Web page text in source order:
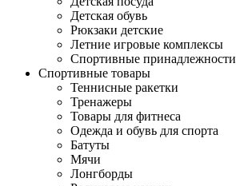
Детская обувь
Рюкзаки детские
Летние игровые комплексы
Спортивные принадлежности
Спортивные товары
Теннисные ракетки
Тренажеры
Товары для фитнеса
Одежда и обувь для спорта
Батуты
Мячи
Лонгборды